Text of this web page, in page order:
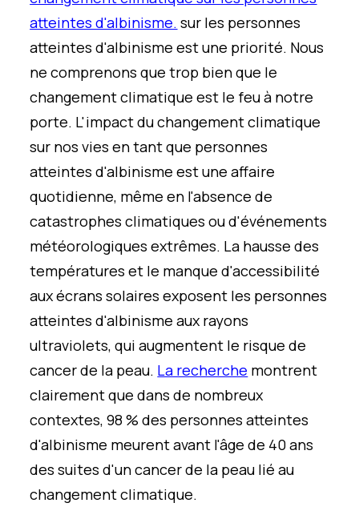
atteintes d'albinisme. sur les personnes
atteintes d'albinisme est une priorité. Nous
ne comprenons que trop bien que le
changement climatique est le feu à notre
porte. L'impact du changement climatique
sur nos vies en tant que personnes
atteintes d'albinisme est une affaire
quotidienne, même en l'absence de
catastrophes climatiques ou d'événements
météorologiques extrêmes. La hausse des
températures et le manque d'accessibilité
aux écrans solaires exposent les personnes
atteintes d'albinisme aux rayons
ultraviolets, qui augmentent le risque de
cancer de la peau. La recherche montrent
clairement que dans de nombreux
contextes, 98 % des personnes atteintes
d'albinisme meurent avant l'âge de 40 ans
des suites d'un cancer de la peau lié au
changement climatique.